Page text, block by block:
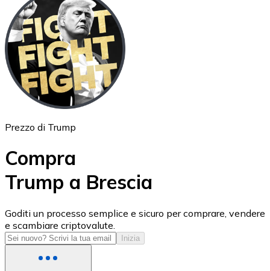
Ethereum
ETH
USD Coin
USDC
Prezzo di Trump
Compra
Trump a Brescia
Goditi un processo semplice e sicuro per comprare, vendere
e scambiare criptovalute.
Inizia